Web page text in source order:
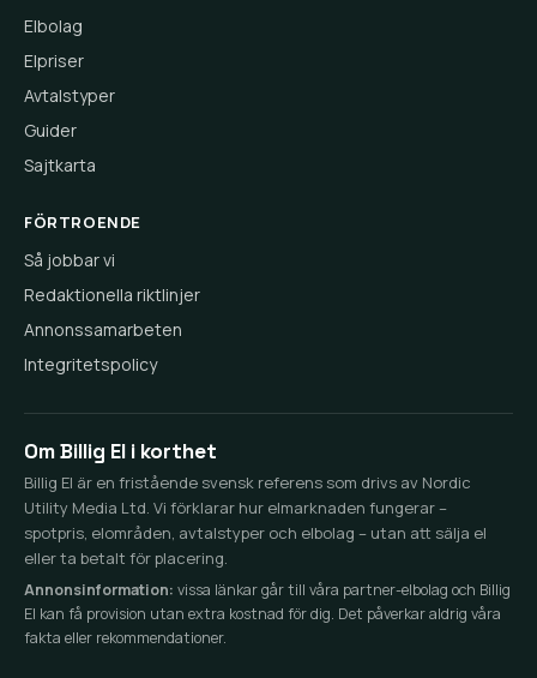
Elbolag
Elpriser
Avtalstyper
Guider
Sajtkarta
FÖRTROENDE
Så jobbar vi
Redaktionella riktlinjer
Annonssamarbeten
Integritetspolicy
Om Billig El i korthet
Billig El är en fristående svensk referens som drivs av Nordic
Utility Media Ltd. Vi förklarar hur elmarknaden fungerar –
spotpris, elområden, avtalstyper och elbolag – utan att sälja el
eller ta betalt för placering.
Annonsinformation: vissa länkar går till våra partner-elbolag och Billig
El kan få provision utan extra kostnad för dig. Det påverkar aldrig våra
fakta eller rekommendationer.